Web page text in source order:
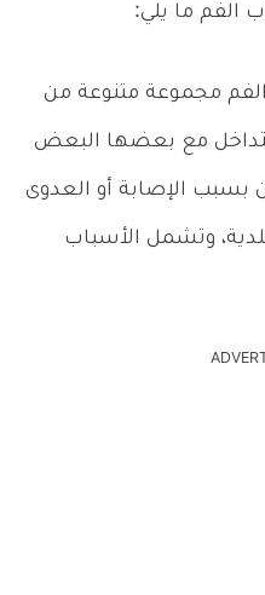
الفم ما يلي:
مجموعة متنوعة من
تتداخل مع بعضها البعض
بسبب الإصابة أو العدوى
وتشمل الأسباب